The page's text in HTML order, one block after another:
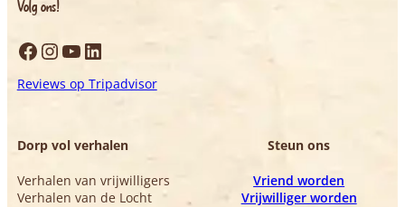
Volg ons!
Facebook
Instagram
YouTube
LinkedIn
Reviews op Tripadvisor
Dorp vol verhalen
Verhalen van vrijwilligers
Verhalen van de Locht
Steun ons
Vriend worden
Vrijwilliger worden